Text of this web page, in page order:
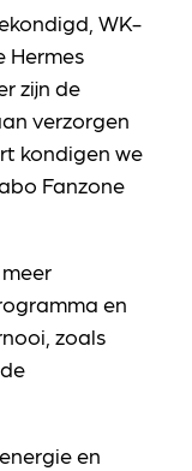
WK-
Hermes
zijn de
verzorgen
kondigen we
Fanzone
en
zoals
en